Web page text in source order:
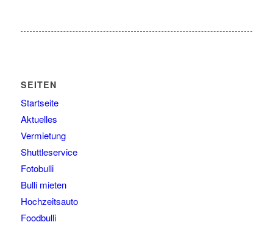
SEITEN
Startseite
Aktuelles
Vermietung
Shuttleservice
Fotobulli
Bulli mieten
Hochzeitsauto
Foodbulli